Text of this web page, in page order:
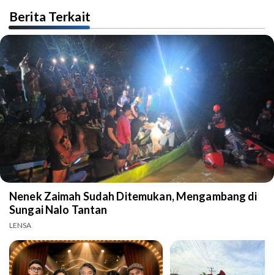
Berita Terkait
Nenek Zaimah Sudah Ditemukan, Mengambang di
Sungai Nalo Tantan
LENSA